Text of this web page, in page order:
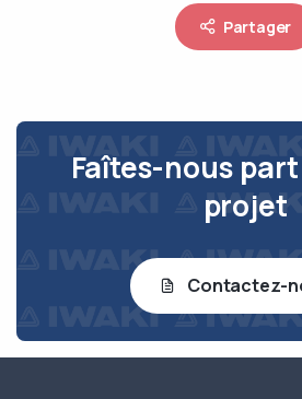
Partager
Faîtes-nous
projet
Contactez-